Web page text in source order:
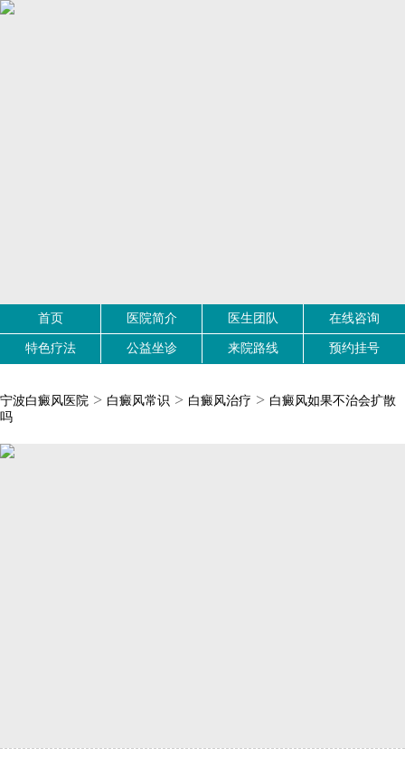
首页 医院简介 医生团队 在线咨询
特色疗法 公益坐诊 来院路线 预约挂号
宁波白癜风医院 > 白癜风常识 > 白癜风治疗 > 白癜风如果不治会扩散
吗